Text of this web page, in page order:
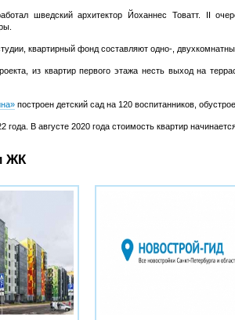
шведский архитектор Йоханнес Товатт. II
квартирный фонд составляют одно-,
из квартир первого этажа несть выход на
построен детский сад на 120 воспитанников,
года. В августе 2020 года стоимость квартир
ЖК